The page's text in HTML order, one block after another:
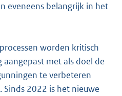
eveneens belangrijk in het
worden kritisch
aangepast met als doel de
te verbeteren
2022 is het nieuwe